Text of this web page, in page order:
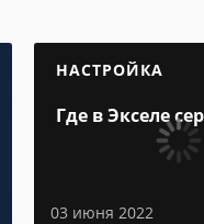
НАСТРОЙКА
Где в Экселе
03 июня 2022